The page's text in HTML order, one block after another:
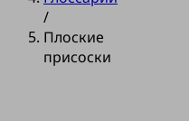
/
Плоские
присоски